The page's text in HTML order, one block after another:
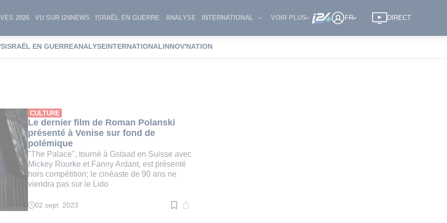
2026 VU SUR I24NEWS ISRAËL EN GUERRE ANALYSE INTERNATIONAL VOIR PLUS FR DIRECT
ISRAËL EN GUERREANALYSEINTERNATIONALINNOV'NATION
Bernstein
CULTURE
Le dernier film de Roman Polanski
présenté à Venise sur fond de
polémique
"The Palace", tourné à Gstaad en Suisse avec
Mickey Rourke et Fanny Ardant, est présenté
hors compétition; le cinéaste de 90 ans ne
viendra pas sur le Lido
Temps
02 sept. 2023